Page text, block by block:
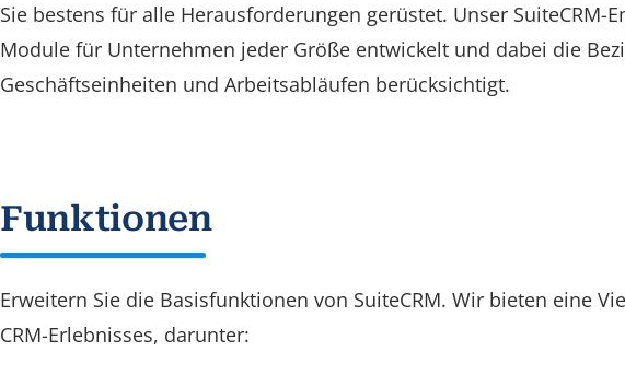
Sie bestens für alle Herausforderungen gerüstet. Unser
Module für Unternehmen jeder Größe entwickelt und dabei die
Geschäftseinheiten und Arbeitsabläufen berücksichtigt.
Funktionen
Erweitern Sie die Basisfunktionen von SuiteCRM. Wir bieten eine
CRM-Erlebnisses, darunter: